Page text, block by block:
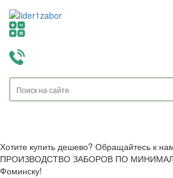
Хотите купить дешево? Обращайтесь к
ПРОИЗВОДСТВО ЗАБОРОВ ПО
Фоминску!